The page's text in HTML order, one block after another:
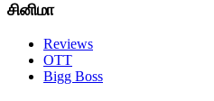
சினிமா
Reviews
OTT
Bigg Boss